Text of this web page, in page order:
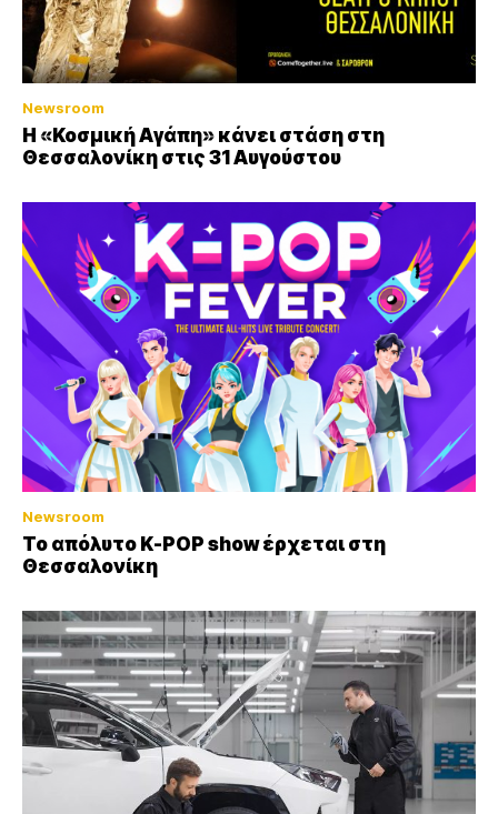
Newsroom
Η «Κοσμική Αγάπη» κάνει στάση στη
Θεσσαλονίκη στις 31 Αυγούστου
Newsroom
Το απόλυτο K-POP show έρχεται στη
Θεσσαλονίκη